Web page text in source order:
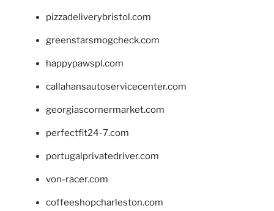
pizzadeliverybristol.com
greenstarsmogcheck.com
happypawspl.com
callahansautoservicecenter.com
georgiascornermarket.com
perfectfit24-7.com
portugalprivatedriver.com
von-racer.com
coffeeshopcharleston.com